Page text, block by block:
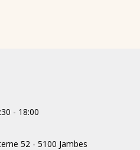
- 18:00
52 - 5100 Jambes